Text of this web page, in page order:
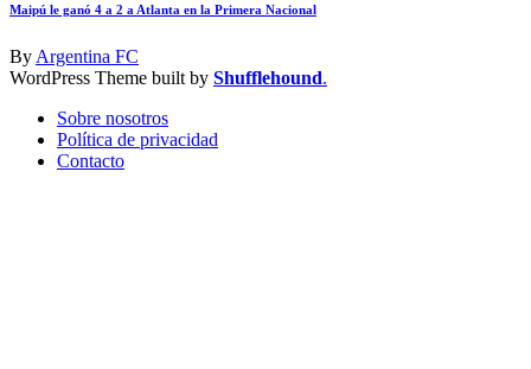
Maipú le ganó 4 a 2 a Atlanta en la Primera Nacional
By Argentina FC
WordPress Theme built by Shufflehound.
Sobre nosotros
Política de privacidad
Contacto